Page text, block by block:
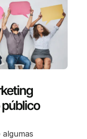
público